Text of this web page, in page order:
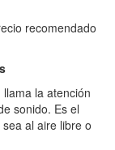
recomendado
la atención
sonido. Es el
al aire libre o